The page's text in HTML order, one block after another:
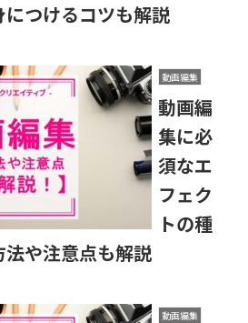
つけるコツも解説
動画編集
動画編
集に必
須なエ
フェク
トの種
や注意点も解説
動画編集